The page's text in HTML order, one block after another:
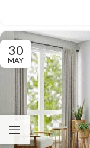
30
MAY